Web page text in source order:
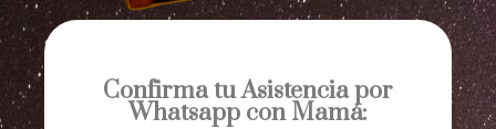
Confirma tu Asistencia por
Whatsapp con Mamá: